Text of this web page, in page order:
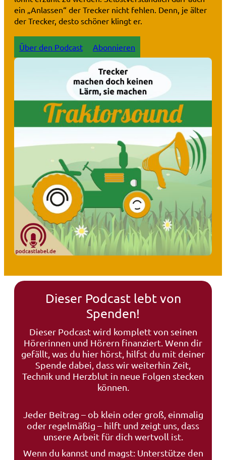
ein „Anlassen“ der Trecker nicht fehlen. Denn, je älter
der Trecker, desto schöner klingt er.
Über den Podcast Abonnieren
Dieser Podcast lebt von
Spenden!
Dieser Podcast wird komplett von seinen
Hörerinnen und Hörern finanziert. Wenn dir
gefällt, was du hier hörst, hilfst du mit deiner
Spende dabei, dass wir weiterhin Zeit,
Technik und Herzblut in neue Folgen stecken
können.
Jeder Beitrag – ob klein oder groß, einmalig
oder regelmäßig – hilft und zeigt uns, dass
unsere Arbeit für dich wertvoll ist.
Wenn du kannst und magst: Unterstütze den